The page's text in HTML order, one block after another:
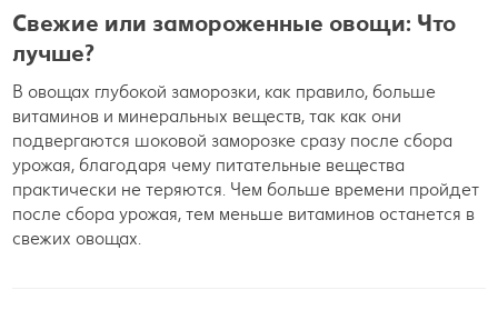
Свежие или замороженные овощи: Что
лучше?
В овощах глубокой заморозки, как правило, больше
витаминов и минеральных веществ, так как они
подвергаются шоковой заморозке сразу после сбора
урожая, благодаря чему питательные вещества
практически не теряются. Чем больше времени пройдет
после сбора урожая, тем меньше витаминов останется в
свежих овощах.